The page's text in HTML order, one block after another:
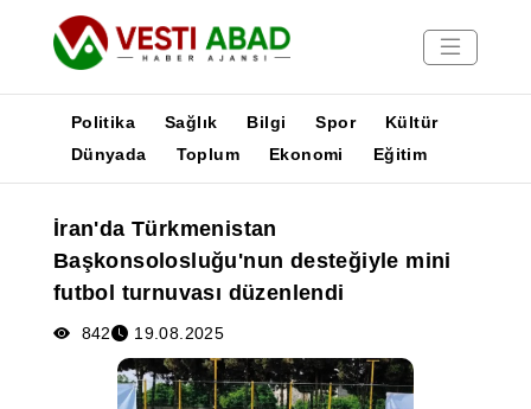
Haberler
Yayınlar
Medya
Poster
Politika Sağlık Bilgi Spor
Kültür
Dünyada
Toplum Ekonomi Eğitim
İran'da Türkmenistan
Başkonsolosluğu'nun desteğiyle mini
futbol turnuvası düzenlendi
842 19.08.2025